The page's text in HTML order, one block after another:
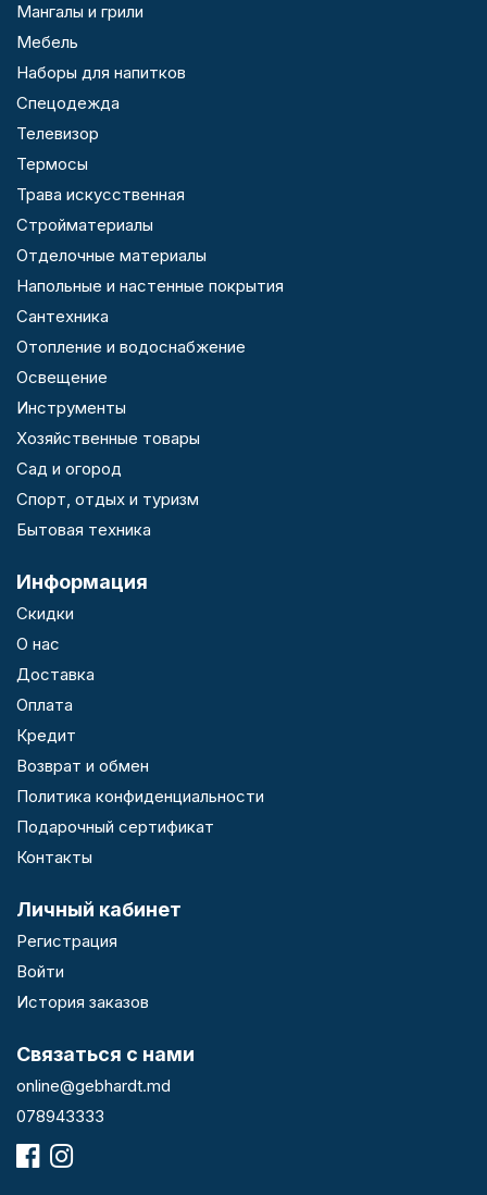
Мангалы и грили
Мебель
Наборы для напитков
Спецодежда
Телевизор
Термосы
Трава искусственная
Стройматериалы
Отделочные материалы
Напольные и настенные покрытия
Сантехника
Отопление и водоснабжение
Освещение
Инструменты
Хозяйственные товары
Сад и огород
Спорт, отдых и туризм
Бытовая техника
Информация
Скидки
О нас
Доставка
Оплата
Кредит
Возврат и обмен
Политика конфиденциальности
Подарочный сертификат
Контакты
Личный кабинет
Регистрация
Войти
История заказов
Связаться с нами
online@gebhardt.md
078943333